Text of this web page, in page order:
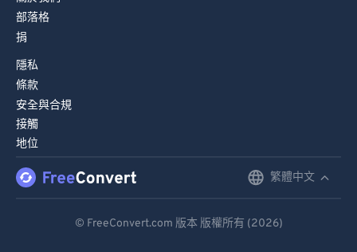
部落格
捐
隱私
條款
安全與合規
接觸
地位
繁體中文
© FreeConvert.com 版本 版權所有 (2026)